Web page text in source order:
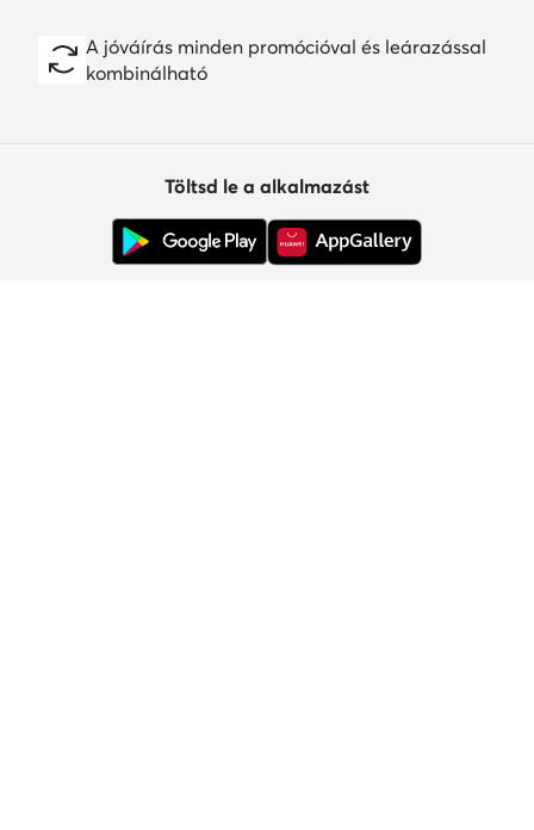
A jóváírás minden promócióval és leárazással
kombinálható
Töltsd le a alkalmazást